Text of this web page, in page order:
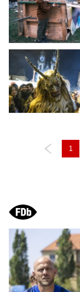
1